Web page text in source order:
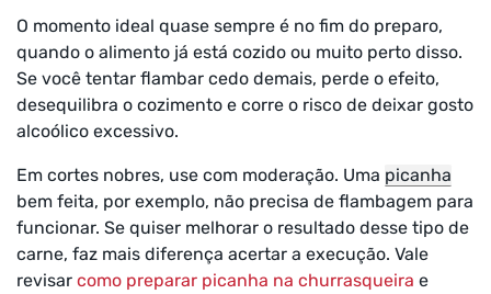
O momento ideal quase sempre é no fim do preparo,
quando o alimento já está cozido ou muito perto disso.
Se você tentar flambar cedo demais, perde o efeito,
desequilibra o cozimento e corre o risco de deixar gosto
alcoólico excessivo.
Em cortes nobres, use com moderação. Uma picanha
bem feita, por exemplo, não precisa de flambagem para
funcionar. Se quiser melhorar o resultado desse tipo de
carne, faz mais diferença acertar a execução. Vale
revisar como preparar picanha na churrasqueira e